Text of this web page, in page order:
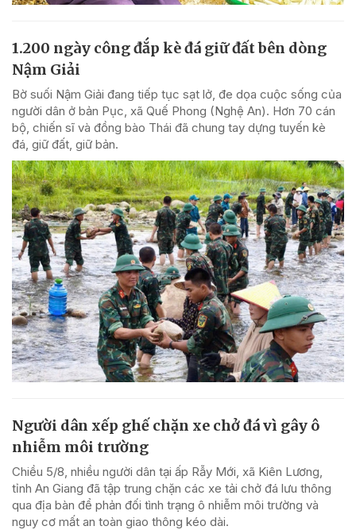
1.200 ngày công đắp kè đá giữ đất bên dòng
Nậm Giải
Bờ suối Nậm Giải đang tiếp tục sạt lở, đe dọa cuộc sống của
người dân ở bản Pục, xã Quế Phong (Nghệ An). Hơn 70 cán
bộ, chiến sĩ và đồng bào Thái đã chung tay dựng tuyến kè
đá, giữ đất, giữ bản.
Người dân xếp ghế chặn xe chở đá vì gây ô
nhiễm môi trường
Chiều 5/8, nhiều người dân tại ấp Rẫy Mới, xã Kiên Lương,
tỉnh An Giang đã tập trung chặn các xe tải chở đá lưu thông
qua địa bàn để phản đối tình trạng ô nhiễm môi trường và
nguy cơ mất an toàn giao thông kéo dài.